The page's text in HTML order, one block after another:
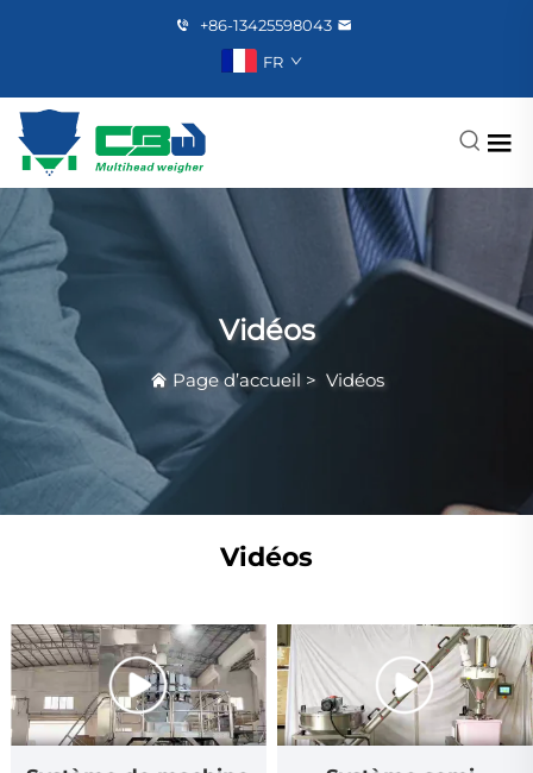
+86-13425598043
FR
Vidéos
Page d’accueil > Vidéos
Vidéos